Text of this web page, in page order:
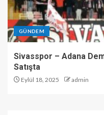
GÜNDEM
Sivasspor – Adana
Satışta
Eylül 18, 2025 admin